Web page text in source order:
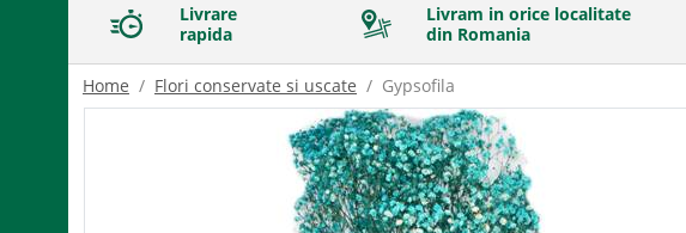
Livrare
rapida
Livram in orice localitate
din Romania
Home Flori conservate si uscate Gypsofila